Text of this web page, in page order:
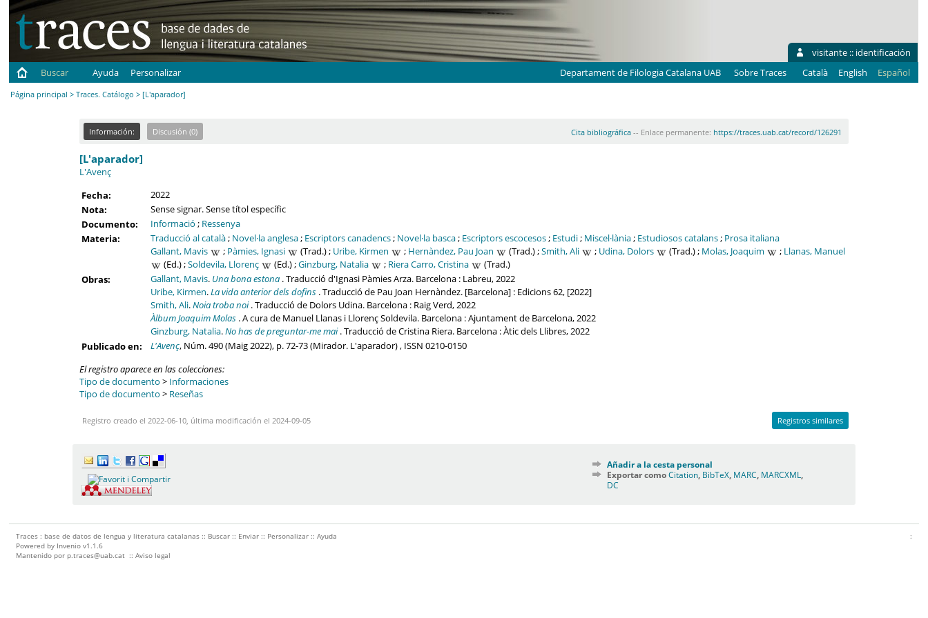
visitante :: identificación
Buscar
Ayuda Personalizar Departament de Filologia Catalana UAB Sobre Traces Català English Español
Página principal >Traces. Catálogo > [L'aparador]
Información: Discusión (0) Cita bibliográfica-- Enlace permanente: https://traces.uab.cat/record/126291
[L'aparador]
L'Avenç
Fecha:
2022
Nota:
Sense signar. Sense títol específic
Documento:
Informació ; Ressenya
Materia:
Traducció al català; Novel·la anglesa; Escriptors canadencs; Novel·la basca; Escriptors escocesos; Estudi; Miscel·lània; Estudiosos catalans; Prosa italiana
Gallant, Mavis
; Pàmies, Ignasi (Trad.) ; Uribe, Kirmen ; Hernàndez, Pau Joan (Trad.) ;Smith, Ali ; Udina, Dolors (Trad.) ; Molas, Joaquim ; Llanas, Manuel
(Ed.) ;Soldevila, Llorenç (Ed.) ;Ginzburg, Natalia ; Riera Carro, Cristina
(Trad.)
Obras:
Gallant, Mavis. Una bona estona. Traducció d'Ignasi Pàmies Arza. Barcelona : Labreu, 2022
Uribe, Kirmen.La vida anterior dels dofins. Traducció de Pau Joan Hernàndez. [Barcelona] : Edicions 62, [2022]
Smith, Ali.Noia troba noi. Traducció de Dolors Udina. Barcelona : Raig Verd, 2022
Àlbum Joaquim Molas. A cura de Manuel Llanas i Llorenç Soldevila. Barcelona : Ajuntament de Barcelona, 2022
Ginzburg, Natalia.No has de preguntar-me mai. Traducció de Cristina Riera. Barcelona : Àtic dels Llibres, 2022
Publicado en:
L'Avenç, Núm. 490 (Maig 2022), p. 72-73 (Mirador. L'aparador) , ISSN 0210-0150
El registro aparece en las colecciones:
Tipo de documento > Informaciones
Tipo de documento > Reseñas
Registro creado el 2022-06-10, última modificación el 2024-09-05 Registros similares
Añadir a la cesta personal
Exportar comoCitation BibTeX MARC MARCXML
DC
Traces : base de datos de lengua y literatura catalanas :: Buscar :: Enviar :: Personalizar ::Ayuda
Powered by Invenio v1.1.6
Mantenido por p.traces@uab.cat ::Aviso legal
: